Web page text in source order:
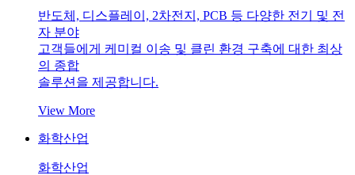
반도체, 디스플레이, 2차전지, PCB 등 다양한 전기 및 전
자 분야
고객들에게 케미컬 이송 및 클린 환경 구축에 대한 최상
의 종합
솔루션을 제공합니다.
View More
화학산업
화학산업